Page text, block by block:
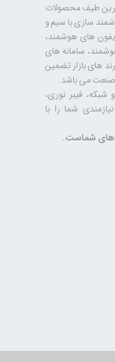
طیف محصولات
سازی با سیم و
های هوشمند،
سامانه های
های بازار تضمین
صنعت می باشد.
همچنین نورال با ارائه خدمات تخصصی IT و شبکه، فیبر نوری،
شما را با
های شماست.